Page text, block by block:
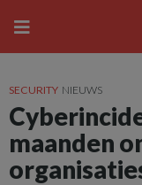
SECURITY NIEUWS
maanden